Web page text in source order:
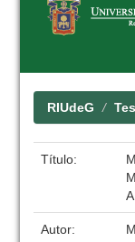
RIUdeG
Título:
Autor: